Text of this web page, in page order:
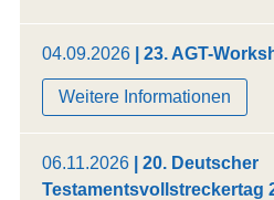
04.09.2026| 23. AGT-
Weitere Informationen
06.11.2026| 20. Deutscher
Testamentsvollstreckertag